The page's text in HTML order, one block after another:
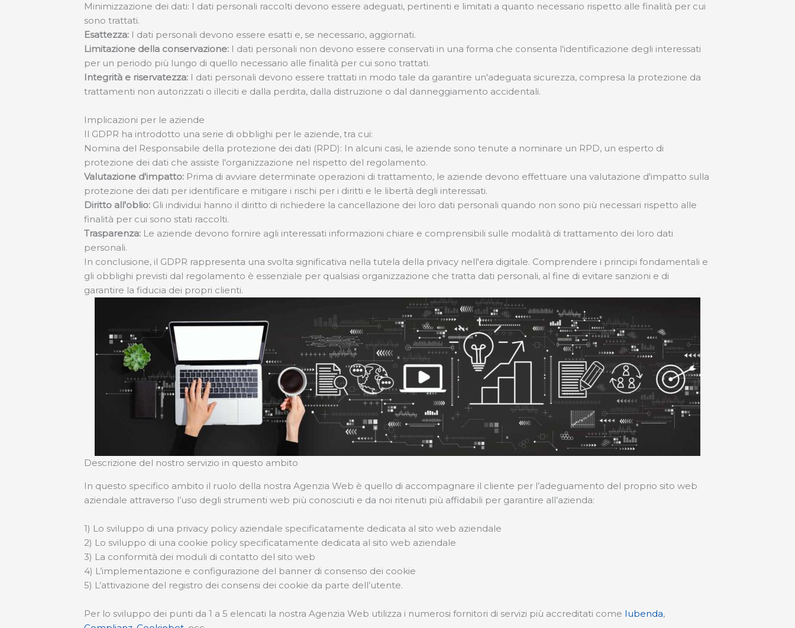
Minimizzazione dei dati: I dati personali raccolti devono essere adeguati, pertinenti e limitati a quanto necessario rispetto alle finalità per cui
sono trattati.
Esattezza: I dati personali devono essere esatti e, se necessario, aggiornati.
Limitazione della conservazione: I dati personali non devono essere conservati in una forma che consenta l'identificazione degli interessati
per un periodo più lungo di quello necessario alle finalità per cui sono trattati.
Integrità e riservatezza: I dati personali devono essere trattati in modo tale da garantire un'adeguata sicurezza, compresa la protezione da
trattamenti non autorizzati o illeciti e dalla perdita, dalla distruzione o dal danneggiamento accidentali.
Implicazioni per le aziende
Il GDPR ha introdotto una serie di obblighi per le aziende, tra cui:
Nomina del Responsabile della protezione dei dati (RPD): In alcuni casi, le aziende sono tenute a nominare un RPD, un esperto di
protezione dei dati che assiste l'organizzazione nel rispetto del regolamento.
Valutazione d'impatto: Prima di avviare determinate operazioni di trattamento, le aziende devono effettuare una valutazione d'impatto sulla
protezione dei dati per identificare e mitigare i rischi per i diritti e le libertà degli interessati.
Diritto all'oblio: Gli individui hanno il diritto di richiedere la cancellazione dei loro dati personali quando non sono più necessari rispetto alle
finalità per cui sono stati raccolti.
Trasparenza: Le aziende devono fornire agli interessati informazioni chiare e comprensibili sulle modalità di trattamento dei loro dati
personali.
In conclusione, il GDPR rappresenta una svolta significativa nella tutela della privacy nell'era digitale. Comprendere i principi fondamentali e
gli obblighi previsti dal regolamento è essenziale per qualsiasi organizzazione che tratta dati personali, al fine di evitare sanzioni e di
garantire la fiducia dei propri clienti.
Descrizione del nostro servizio in questo ambito
In questo specifico ambito il ruolo della nostra Agenzia Web è quello di accompagnare il cliente per l’adeguamento del proprio sito web
aziendale attraverso l’uso degli strumenti web più conosciuti e da noi ritenuti più affidabili per garantire all’azienda:
1) Lo sviluppo di una privacy policy aziendale specificatamente dedicata al sito web aziendale
2) Lo sviluppo di una cookie policy specificatamente dedicata al sito web aziendale
3) La conformità dei moduli di contatto del sito web
4) L’implementazione e configurazione del banner di consenso dei cookie
5) L’attivazione del registro dei consensi dei cookie da parte dell’utente.
Per lo sviluppo dei punti da 1 a 5 elencati la nostra Agenzia Web utilizza i numerosi fornitori di servizi più accreditati come Iubenda,